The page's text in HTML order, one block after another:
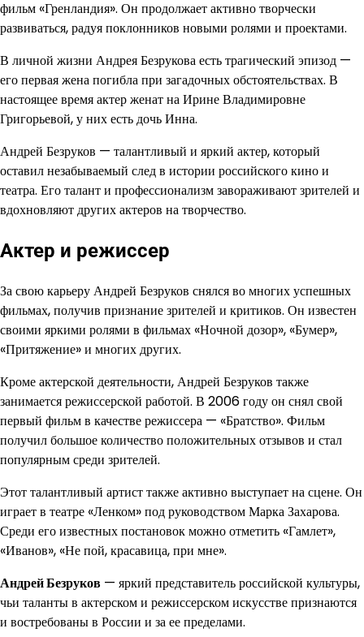
фильм «Гренландия». Он продолжает активно творчески
развиваться, радуя поклонников новыми ролями и проектами.
В личной жизни Андрея Безрукова есть трагический эпизод —
его первая жена погибла при загадочных обстоятельствах. В
настоящее время актер женат на Ирине Владимировне
Григорьевой, у них есть дочь Инна.
Андрей Безруков — талантливый и яркий актер, который
оставил незабываемый след в истории российского кино и
театра. Его талант и профессионализм завораживают зрителей и
вдохновляют других актеров на творчество.
Актер и режиссер
За свою карьеру Андрей Безруков снялся во многих успешных
фильмах, получив признание зрителей и критиков. Он известен
своими яркими ролями в фильмах «Ночной дозор», «Бумер»,
«Притяжение» и многих других.
Кроме актерской деятельности, Андрей Безруков также
занимается режиссерской работой. В 2006 году он снял свой
первый фильм в качестве режиссера — «Братство». Фильм
получил большое количество положительных отзывов и стал
популярным среди зрителей.
Этот талантливый артист также активно выступает на сцене. Он
играет в театре «Ленком» под руководством Марка Захарова.
Среди его известных постановок можно отметить «Гамлет»,
«Иванов», «Не пой, красавица, при мне».
Андрей Безруков — яркий представитель российской культуры,
чьи таланты в актерском и режиссерском искусстве признаются
и востребованы в России и за ее пределами.